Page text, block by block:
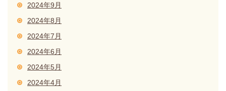
2024年9月
2024年8月
2024年7月
2024年6月
2024年5月
2024年4月